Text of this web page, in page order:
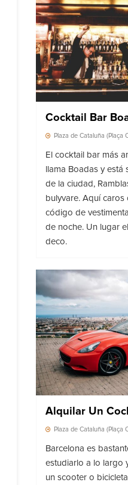
Cocktail Bar
Plaza de Cataluña (Plaça
El cocktail bar más
llama Boadas y está
de la ciudad,
bulyvare. Aquí caros
código de
de noche. Un lugar
deco.
Alquilar Un
Plaza de Cataluña (Plaça
Barcelona es
estudiarlo a lo largo
un scooter o